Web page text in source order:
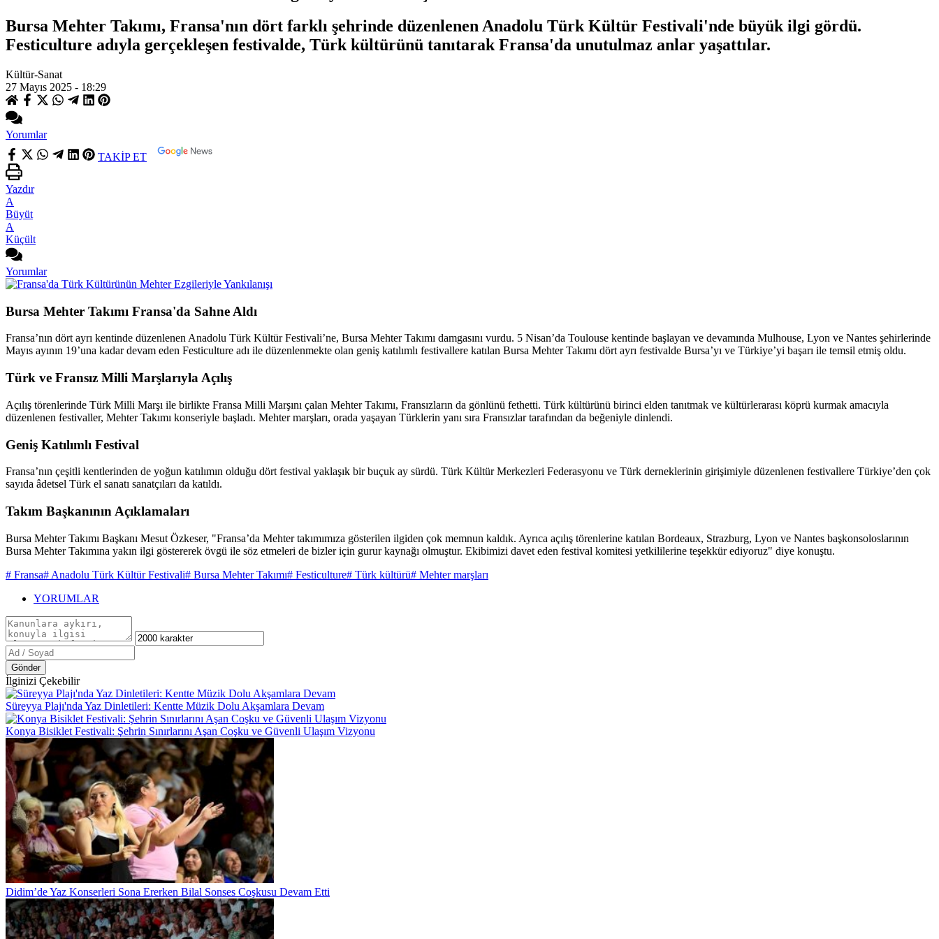
Bursa Mehter Takımı, Fransa'nın dört farklı şehrinde düzenlenen Anadolu Türk Kültür Festivali'nde büyük ilgi gördü.
Festiculture adıyla gerçekleşen festivalde, Türk kültürünü tanıtarak Fransa'da unutulmaz anlar yaşattılar.
Kültür-Sanat
27 Mayıs 2025 - 18:29
Yorumlar
TAKİP ET
Yazdır
A
Büyüt
A
Küçült
Yorumlar
Bursa Mehter Takımı Fransa'da Sahne Aldı
Fransa’nın dört ayrı kentinde düzenlenen Anadolu Türk Kültür Festivali’ne, Bursa Mehter Takımı damgasını vurdu. 5 Nisan’da Toulouse kentinde başlayan ve devamında Mulhouse, Lyon ve Nantes şehirlerinde
Mayıs ayının 19’una kadar devam eden Festiculture adı ile düzenlenmekte olan geniş katılımlı festivallere katılan Bursa Mehter Takımı dört ayrı festivalde Bursa’yı ve Türkiye’yi başarı ile temsil etmiş oldu.
Türk ve Fransız Milli Marşlarıyla Açılış
Açılış törenlerinde Türk Milli Marşı ile birlikte Fransa Milli Marşını çalan Mehter Takımı, Fransızların da gönlünü fethetti. Türk kültürünü birinci elden tanıtmak ve kültürlerarası köprü kurmak amacıyla
düzenlenen festivaller, Mehter Takımı konseriyle başladı. Mehter marşları, orada yaşayan Türklerin yanı sıra Fransızlar tarafından da beğeniyle dinlendi.
Geniş Katılımlı Festival
Fransa’nın çeşitli kentlerinden de yoğun katılımın olduğu dört festival yaklaşık bir buçuk ay sürdü. Türk Kültür Merkezleri Federasyonu ve Türk derneklerinin girişimiyle düzenlenen festivallere Türkiye’den çok
sayıda âdetsel Türk el sanatı sanatçıları da katıldı.
Takım Başkanının Açıklamaları
Bursa Mehter Takımı Başkanı Mesut Özkeser, "Fransa’da Mehter takımımıza gösterilen ilgiden çok memnun kaldık. Ayrıca açılış törenlerine katılan Bordeaux, Strazburg, Lyon ve Nantes başkonsoloslarının
Bursa Mehter Takımına yakın ilgi göstererek övgü ile söz etmeleri de bizler için gurur kaynağı olmuştur. Ekibimizi davet eden festival komitesi yetkililerine teşekkür ediyoruz" diye konuştu.
# Fransa# Anadolu Türk Kültür Festivali# Bursa Mehter Takımı# Festiculture# Türk kültürü# Mehter marşları
YORUMLAR
Gönder
İlginizi Çekebilir
Süreyya Plajı'nda Yaz Dinletileri: Kentte Müzik Dolu Akşamlara Devam
Konya Bisiklet Festivali: Şehrin Sınırlarını Aşan Coşku ve Güvenli Ulaşım Vizyonu
Didim’de Yaz Konserleri Sona Ererken Bilal Sonses Coşkusu Devam Etti